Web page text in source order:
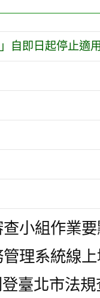
自即日起停止適用
小組作業
理系統線上
臺北市法規